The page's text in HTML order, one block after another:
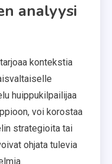
analyysi
kontekstia
huippukilpailijaa
voi korostaa
strategioita tai
ohjata tulevia